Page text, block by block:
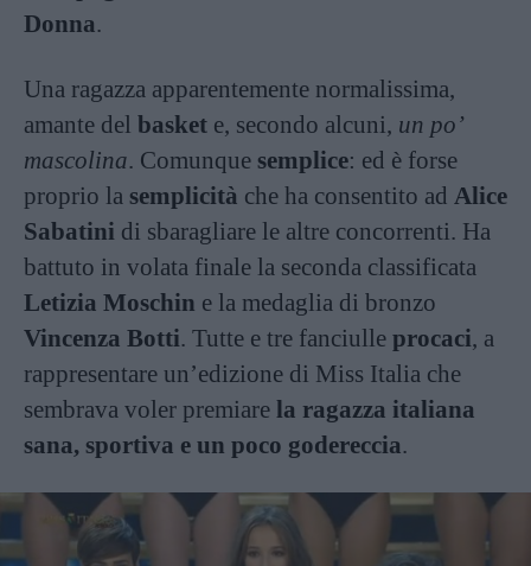
Donna.
Una ragazza apparentemente normalissima,
amante del basket e, secondo alcuni, un po’
mascolina. Comunque semplice: ed è forse
proprio la semplicità che ha consentito ad Alice
Sabatini di sbaragliare le altre concorrenti. Ha
battuto in volata finale la seconda classificata
Letizia Moschin e la medaglia di bronzo
Vincenza Botti. Tutte e tre fanciulle procaci, a
rappresentare un’edizione di Miss Italia che
sembrava voler premiare la ragazza italiana
sana, sportiva e un poco godereccia.